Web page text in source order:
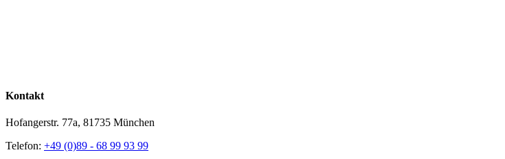
Kontakt
Hofangerstr. 77a, 81735 München
Telefon: +49 (0)89 - 68 99 93 99